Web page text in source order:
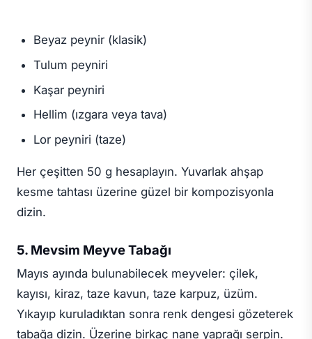
Beyaz peynir (klasik)
Tulum peyniri
Kaşar peyniri
Hellim (ızgara veya tava)
Lor peyniri (taze)
Her çeşitten 50 g hesaplayın. Yuvarlak ahşap
kesme tahtası üzerine güzel bir kompozisyonla
dizin.
5. Mevsim Meyve Tabağı
Mayıs ayında bulunabilecek meyveler: çilek,
kayısı, kiraz, taze kavun, taze karpuz, üzüm.
Yıkayıp kuruladıktan sonra renk dengesi gözeterek
tabağa dizin. Üzerine birkaç nane yaprağı serpin.